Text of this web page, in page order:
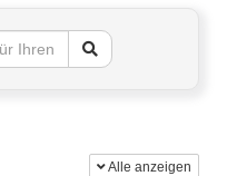
Alle anzeigen